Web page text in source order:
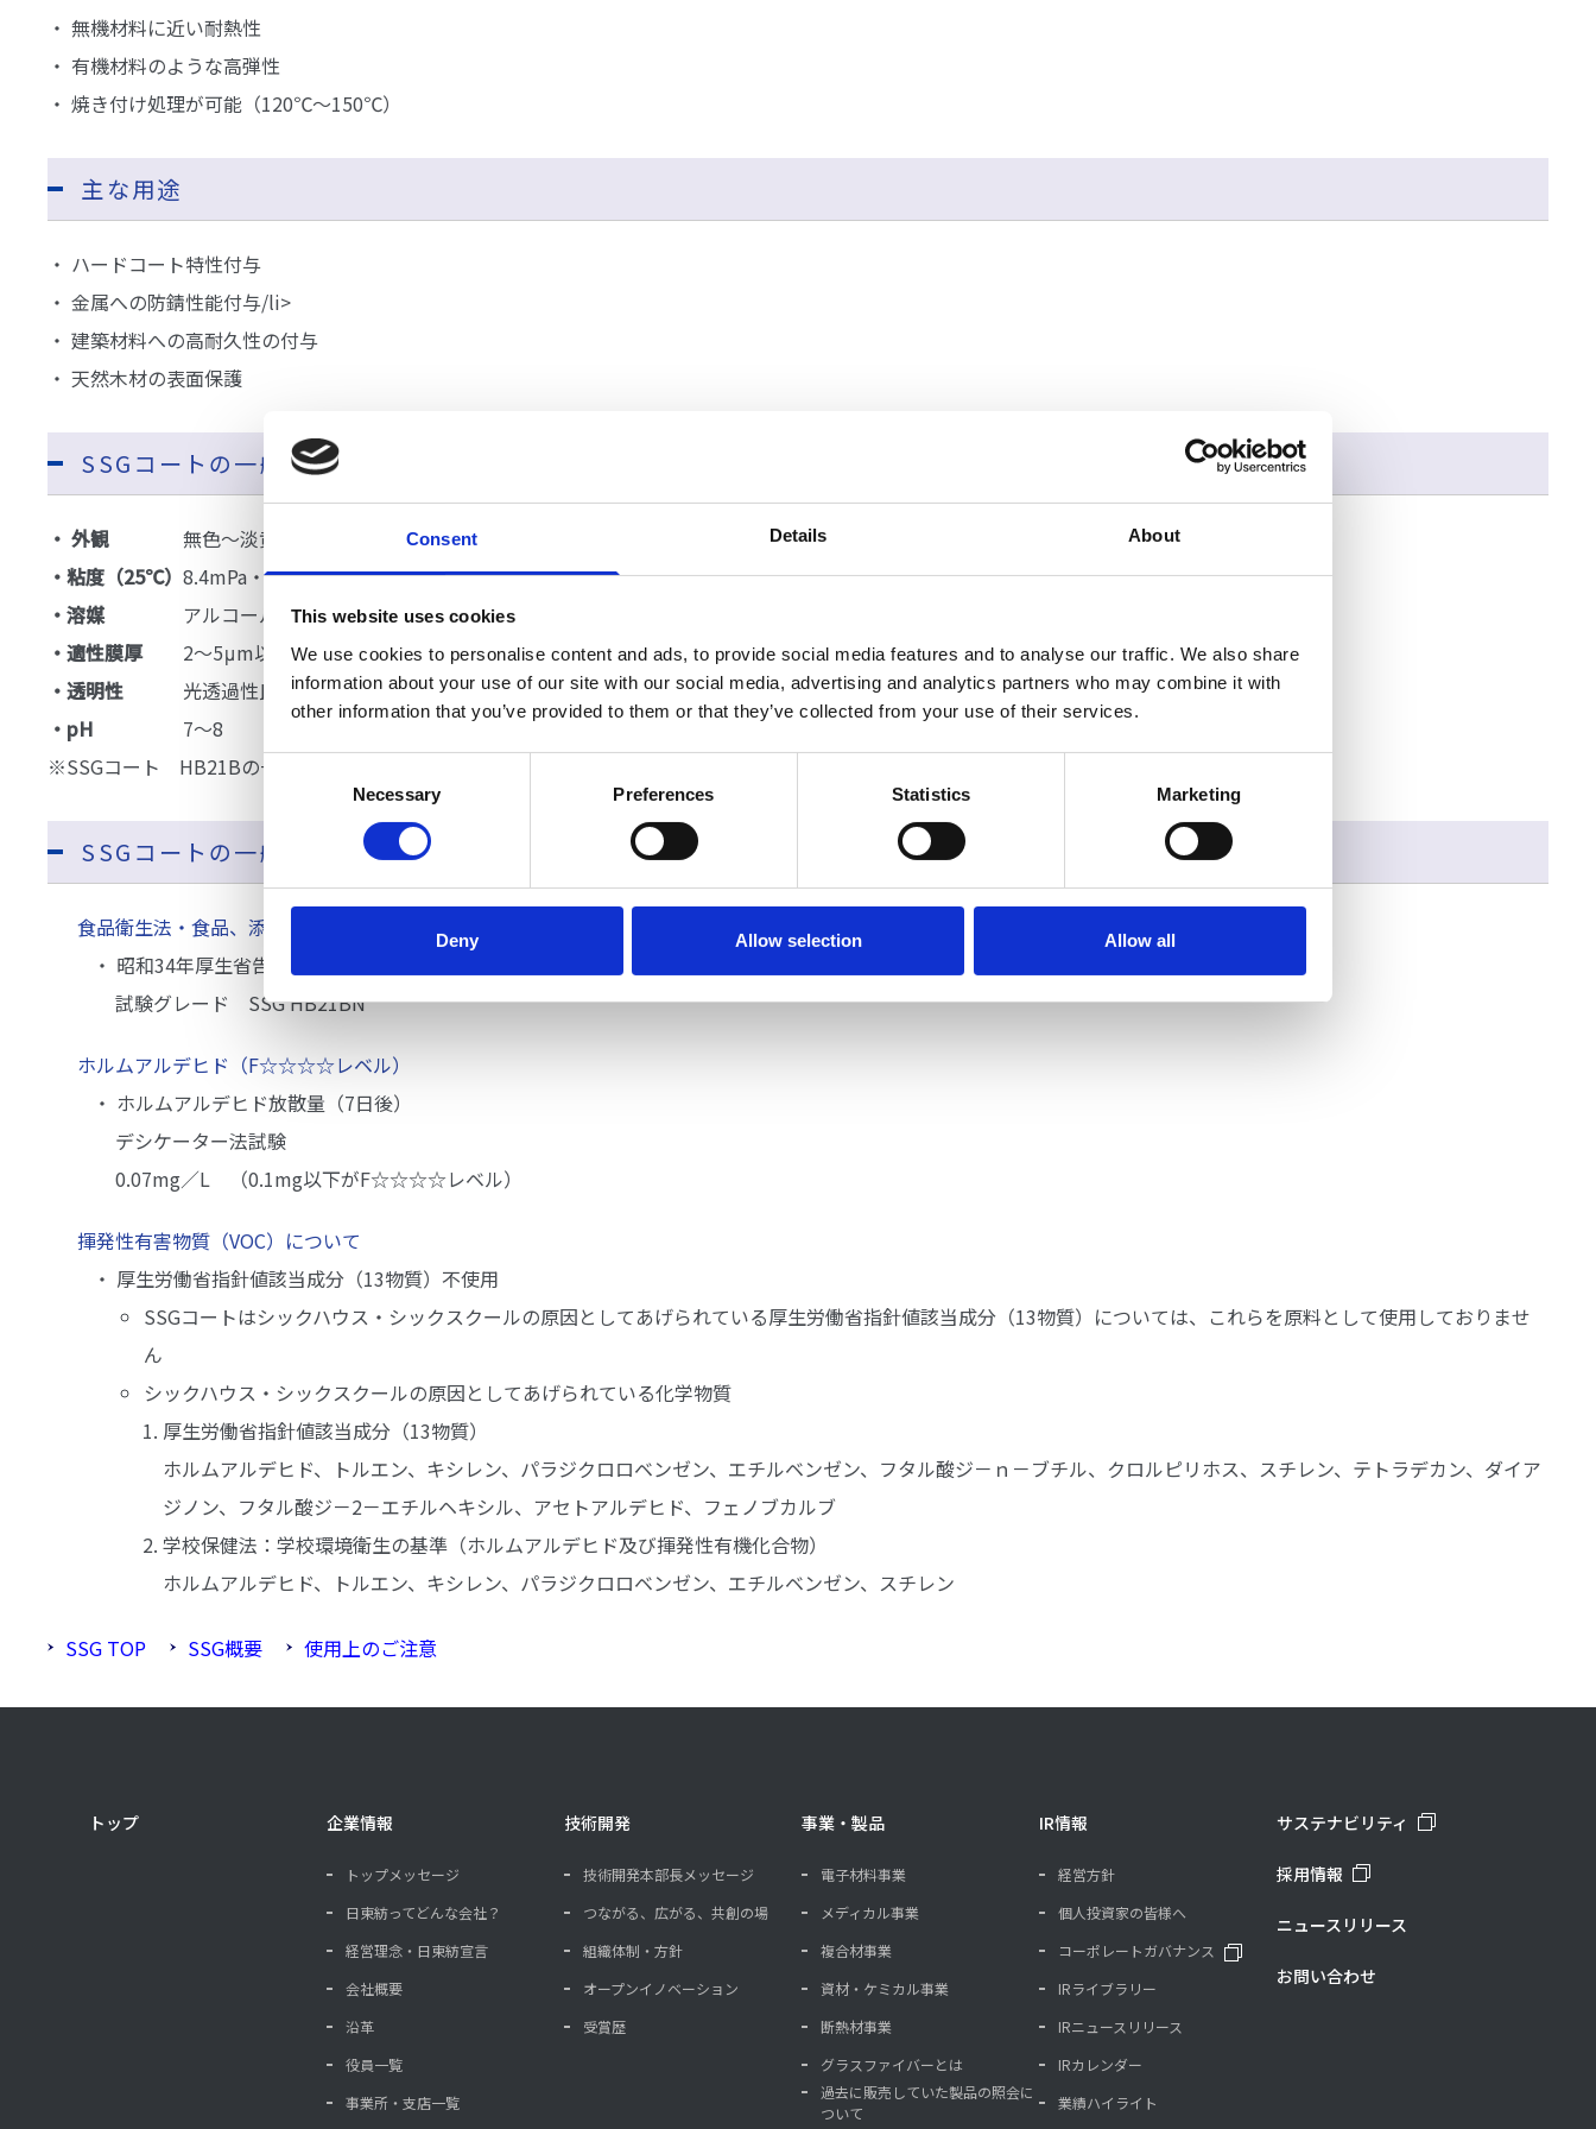
Consent Details About
This website uses cookies
We use cookies to personalise content and ads, to provide social media features and to analyse our traffic. We also share
information about your use of our site with our social media, advertising and analytics partners who may combine it with
other information that you’ve provided to them or that they’ve collected from your use of their services.
Consent
Necessary Preferences Statistics Marketing
Deny Allow selection Allow all
・ 無機材料に近い耐熱性
・ 有機材料のような高弾性
・ 焼き付け処理が可能（120℃～150℃）
主な用途
・ ハードコート特性付与
・ 金属への防錆性能付与/li>
・ 建築材料への高耐久性の付与
・ 天然木材の表面保護
SSGコートの一般性状(SSG HB21B)
・ 外観
無色～淡黄色透明液体（1液性）
・粘度（25℃）8.4mPa・s
・溶媒
アルコール性有機溶媒に可溶
・適性膜厚
2～5μm以下（グレードにより10μmも可）
・透明性
光透過性良好（全光線透過率90%以上）
・pH
7～8
※SSGコート HB21Bの一般性状
SSGコートの一般性状(SSG HB21B)
食品衛生法・食品、添加物等の規格基準に適合
・ 昭和34年厚生省告示第370号
試験グレード SSG HB21BN
ホルムアルデヒド（F☆☆☆☆レベル）
・ ホルムアルデヒド放散量（7日後）
デシケーター法試験
0.07mg／L （0.1mg以下がF☆☆☆☆レベル）
揮発性有害物質（VOC）について
・ 厚生労働省指針値該当成分（13物質）不使用
SSGコートはシックハウス・シックスクールの原因としてあげられている厚生労働省指針値該当成分（13物質）については、これらを原料として使用しておりませ
ん
シックハウス・シックスクールの原因としてあげられている化学物質
厚生労働省指針値該当成分（13物質）
ホルムアルデヒド、トルエン、キシレン、パラジクロロベンゼン、エチルベンゼン、フタル酸ジ－ｎ－ブチル、クロルピリホス、スチレン、テトラデカン、ダイア
ジノン、フタル酸ジ－2－エチルヘキシル、アセトアルデヒド、フェノブカルブ
学校保健法：学校環境衛生の基準（ホルムアルデヒド及び揮発性有機化合物）
ホルムアルデヒド、トルエン、キシレン、パラジクロロベンゼン、エチルベンゼン、スチレン
SSG TOP SSG概要 使用上のご注意
トップ 企業情報
トップメッセージ
日東紡ってどんな会社？
経営理念・日東紡宣言
会社概要
沿革
役員一覧
事業所・支店一覧
技術開発
技術開発本部長メッセージ
つながる、広がる、共創の場
組織体制・方針
オープンイノベーション
受賞歴
事業・製品
電子材料事業
メディカル事業
複合材事業
資材・ケミカル事業
断熱材事業
グラスファイバーとは
過去に販売していた製品の照会に
ついて
IR情報
経営方針
個人投資家の皆様へ
コーポレートガバナンス
IRライブラリー
IRニュースリリース
IRカレンダー
業績ハイライト
サステナビリティ
採用情報
ニュースリリース
お問い合わせ